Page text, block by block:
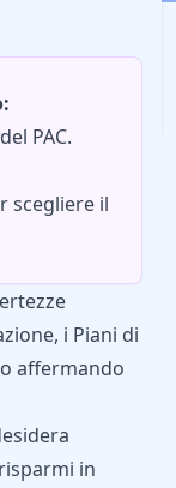
PAC.
scegliere il
i Piani di
affermando
in